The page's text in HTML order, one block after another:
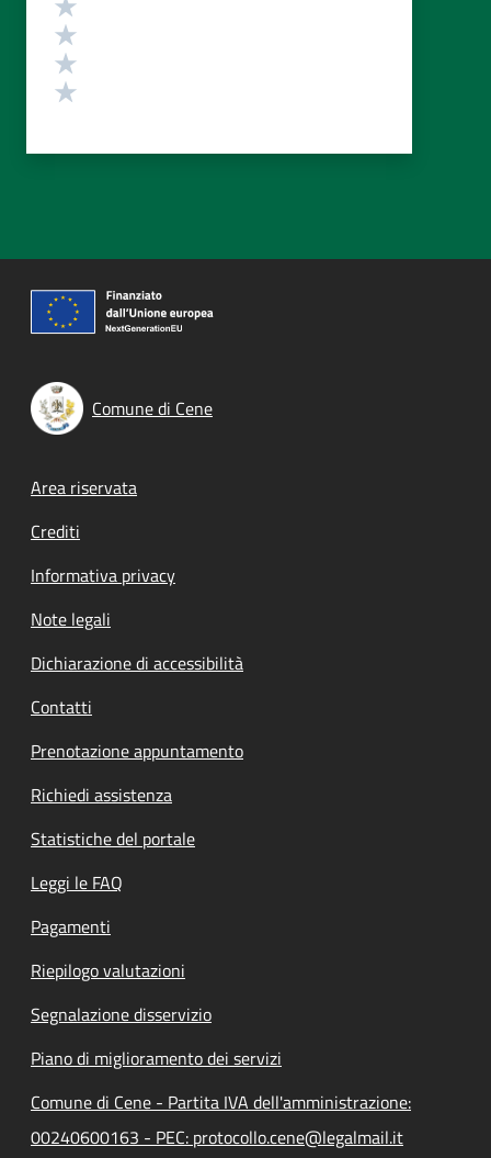
Comune di Cene
Footer menu
Area riservata
Crediti
Informativa privacy
Note legali
Dichiarazione di accessibilità
Contatti
Prenotazione appuntamento
Richiedi assistenza
Statistiche del portale
Leggi le FAQ
Pagamenti
Riepilogo valutazioni
Segnalazione disservizio
Piano di miglioramento dei servizi
Comune di Cene - Partita IVA dell'amministrazione:
00240600163 - PEC: protocollo.cene@legalmail.it